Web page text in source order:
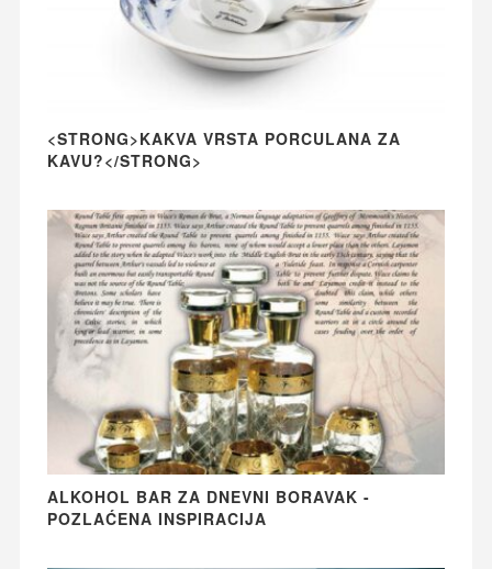
<STRONG>KAKVA VRSTA PORCULANA ZA
KAVU?</STRONG>
ALKOHOL BAR ZA DNEVNI BORAVAK -
POZLAĆENA INSPIRACIJA